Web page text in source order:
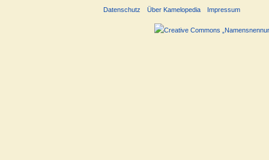
Datenschutz Über Kamelopedia Impressum